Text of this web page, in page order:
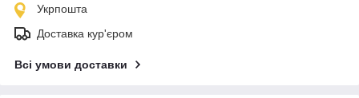
Укрпошта
Доставка кур'єром
Всі умови доставки